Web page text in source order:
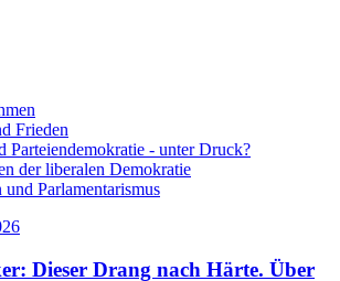
Frieden
Parteiendemokratie - unter Druck?
der liberalen Demokratie
und Parlamentarismus
Dieser Drang nach Härte. Über